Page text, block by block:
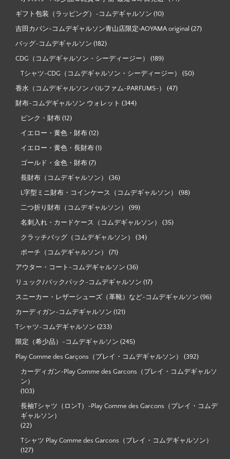
ギフト包装（ラッピング）-コムデギャルソン (10)
吉田カバン-コムデギャルソン青山店限定‐AOYAMA original (27)
バッグ-コムデギャルソン (182)
CDG（コムデギャルソン・シーディージー） (189)
Tシャツ-CDG（コムデギャルソン・シーディージー） (50)
香水（コムデギャルソン パルファム-PARFUMS-） (47)
財布-コムデギャルソン ウォレット (344)
ピンク・財布 (12)
イエロー・黄色・財布 (12)
イエロー・黄色・長財布 (1)
ゴールド・金色・財布 (7)
長財布（コムデギャルソン） (36)
L字型ミニ財布・コインケース（コムデギャルソン） (98)
二つ折り財布（コムデギャルソン） (99)
名刺入れ・カードケース（コムデギャルソン） (35)
クラッチバッグ（コムデギャルソン） (34)
ポーチ（コムデギャルソン） (71)
アウター・コート-コムデギャルソン (36)
リュック/バックパック-コムデギャルソン (17)
スニーカー・レザーシューズ（革靴）など-コムデギャルソン (96)
カーディガン-コムデギャルソン (121)
Tシャツ-コムデギャルソン (233)
限定（希少品）-コムデギャルソン (245)
Play Comme des Garçons（プレイ・コムデギャルソン） (392)
カーディガン-Play Comme des Garcons（プレイ・コムデギャルソ
ン）
(103)
長袖Tシャツ（ロンT）-Play Comme des Garcons（プレイ・コムデ
ギャルソン）
(22)
Tシャツ Play Comme des Garcons（プレイ・コムデギャルソン）
(127)